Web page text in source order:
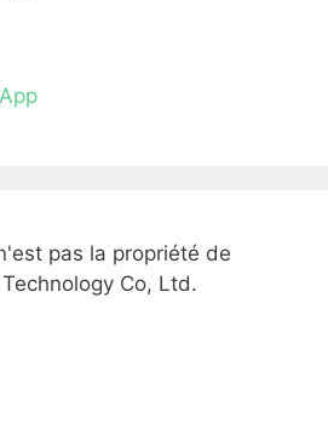
pas la propriété de
Co, Ltd.